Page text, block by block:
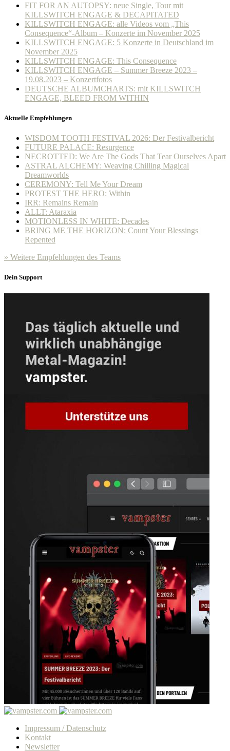
FIT FOR AN AUTOPSY: neue Single, Tour mit
KILLSWITCH ENGAGE & DECAPITATED
KILLSWITCH ENGAGE: alle Videos vom „This
Consequence“-Album – Konzerte im November 2025
KILLSWITCH ENGAGE: 5 Konzerte in Deutschland im
November 2025
KILLSWITCH ENGAGE: This Consequence
KILLSWITCH ENGAGE – Summer Breeze 2023 –
19.08.2023 – Konzertfotos
DEUTSCHE ALBUMCHARTS: mit KILLSWITCH
ENGAGE, BLEED FROM WITHIN
Aktuelle Empfehlungen
WISDOM TOOTH FESTIVAL 2026: Der Festivalbericht
FUTURE PALACE: Resurgence
NECROTTED: We Are The Gods That Tear Ourselves Apart
ASTRAL ALCHEMY: Weaving Chilling Magical
Dreamworlds
CEREMONY: Tell Me Your Dream
PROTEST THE HERO: Within
IRR: Remains Remain
ALLT: Ataraxia
MOTIONLESS IN WHITE: Decades
BRING ME THE HORIZON: Count Your Blessings |
Repented
» Weitere Empfehlungen des Teams
Dein Support
Impressum / Datenschutz
Kontakt
Newsletter